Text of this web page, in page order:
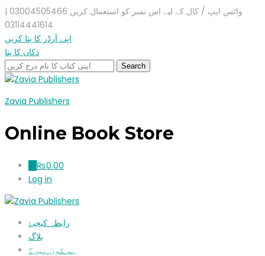
واٹس ایپ / کال کے لیے اس نمبر کو استعمال کریں 03004505466 |
03114441614
اپنے آرڈر کا پتا کریں
دکان کا پتا
Zavia Publishers
Online Book Store
₨0.00
Log in
رابطہ کیجیۓ
بلاگ
ہم کون ہیں؟